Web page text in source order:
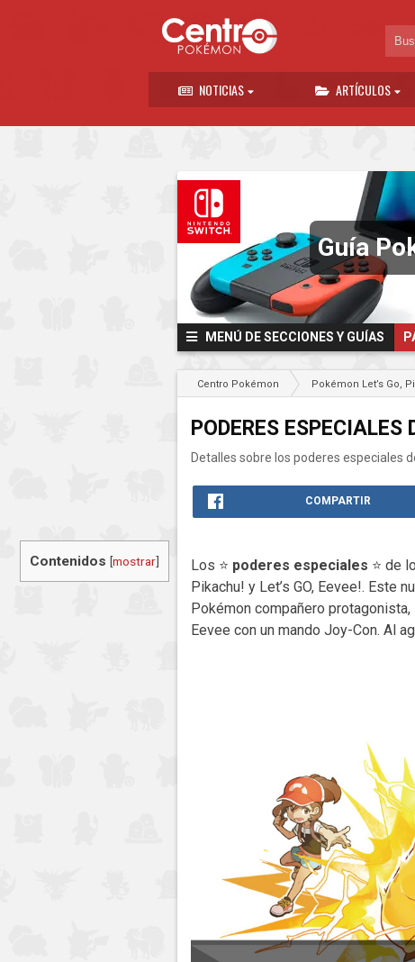
NOTICIAS ARTÍCULOS
Guía
MENÚ DE SECCIONES Y GUÍAS
Centro Pokémon Pokémon Let’s Go,
PODERES ESPECIALES
Detalles sobre los poderes especiales
COMPARTIR
Contenidos [mostrar] Los ⭐ poderes especiales ⭐ de
Pikachu! y Let’s GO, Eevee!. Este
Pokémon compañero
Eevee con un mando Joy-Con. Al